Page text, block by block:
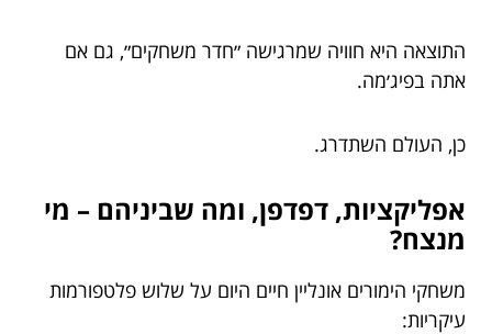
התוצאה היא חוויה שמרגישה ״חדר משחקים״, גם אם
אתה בפיג׳מה.
כן, העולם השתדרג.
אפליקציות, דפדפן, ומה שביניהם – מי
מנצח?
משחקי הימורים אונליין חיים היום על שלוש פלטפורמות
עיקריות: